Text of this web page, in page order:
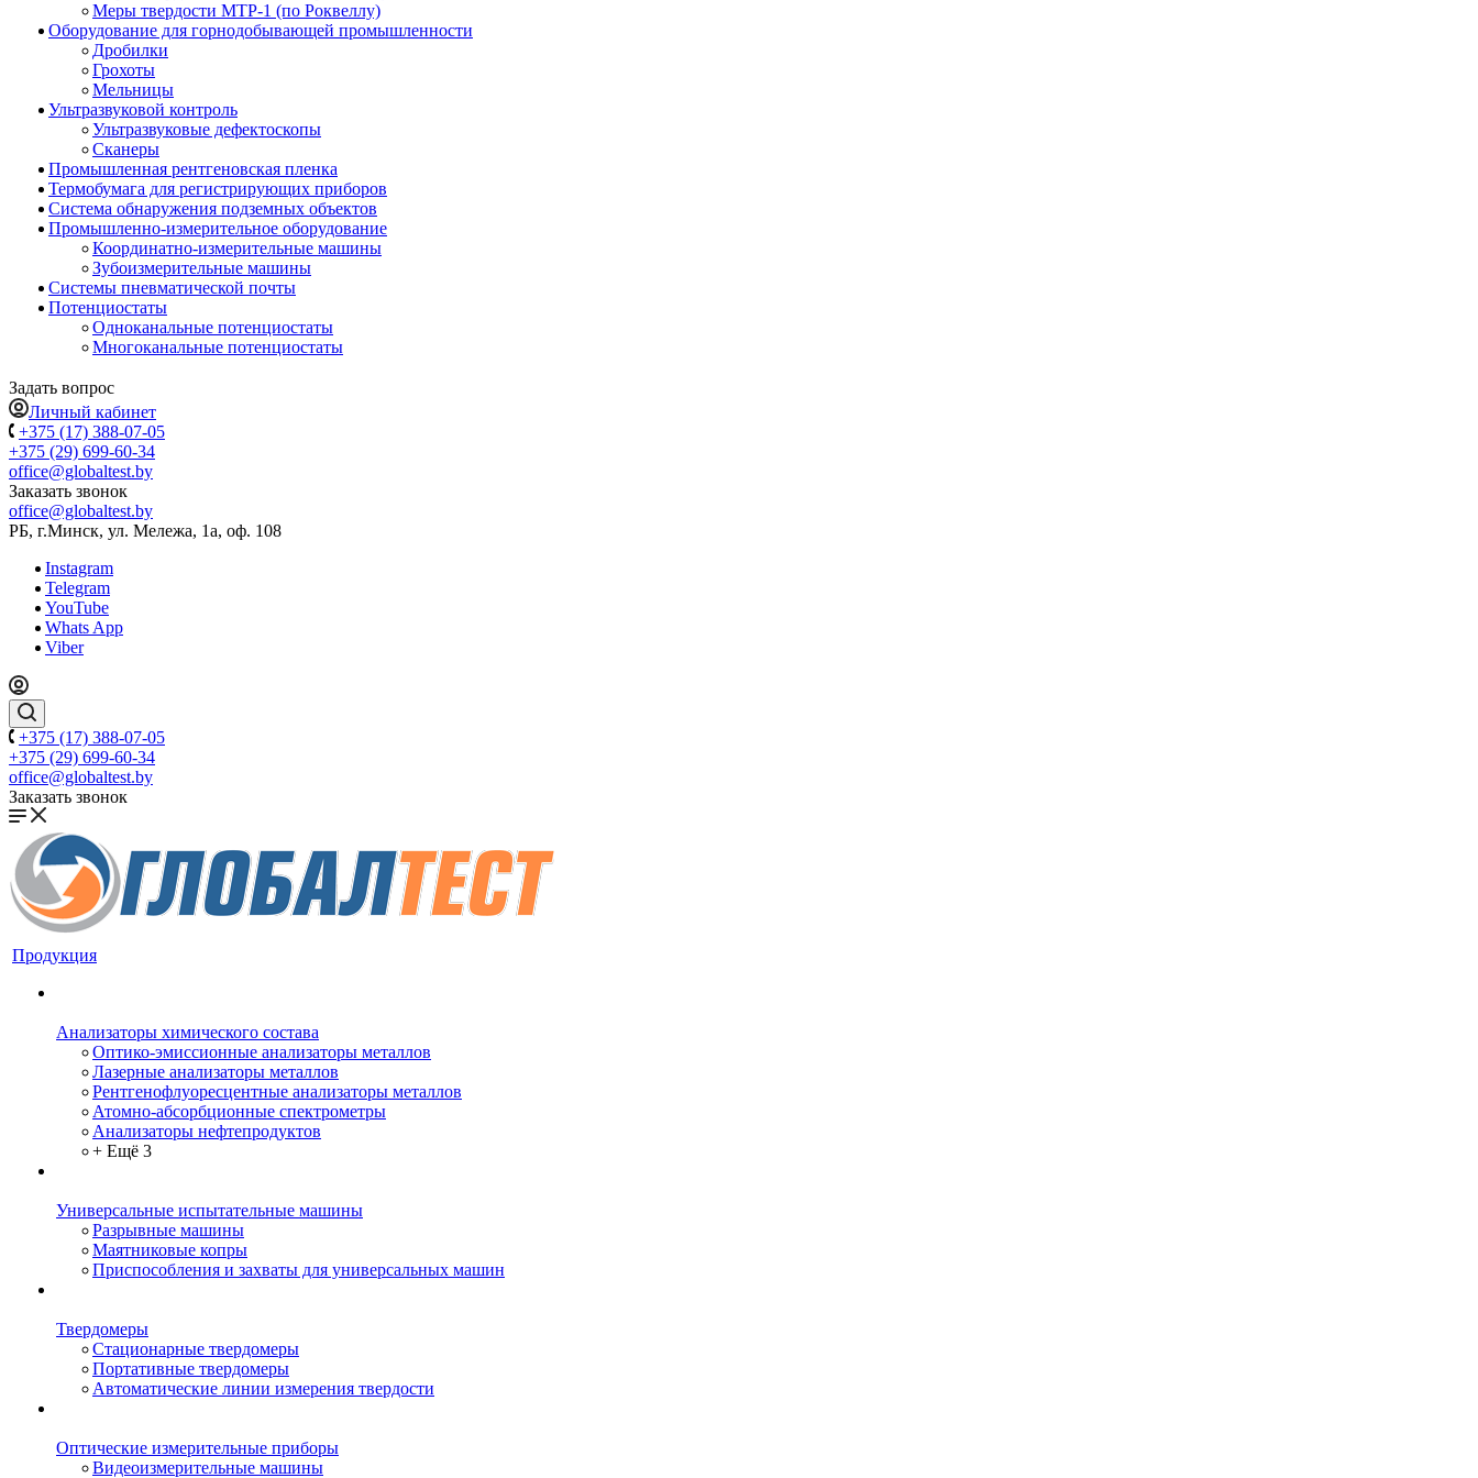
Меры твердости МТР-1 (по Роквеллу)
Оборудование для горнодобывающей промышленности
Дробилки
Грохоты
Мельницы
Ультразвуковой контроль
Ультразвуковые дефектоскопы
Сканеры
Промышленная рентгеновская пленка
Термобумага для регистрирующих приборов
Система обнаружения подземных объектов
Промышленно-измерительное оборудование
Координатно-измерительные машины
Зубоизмерительные машины
Системы пневматической почты
Потенциостаты
Одноканальные потенциостаты
Многоканальные потенциостаты
Задать вопрос
Личный кабинет
+375 (17) 388-07-05
+375 (29) 699-60-34
office@globaltest.by
Заказать звонок
office@globaltest.by
РБ, г.Минск, ул. Мележа, 1а, оф. 108
Instagram
Telegram
YouTube
Whats App
Viber
+375 (17) 388-07-05
+375 (29) 699-60-34
office@globaltest.by
Заказать звонок
Продукция
Анализаторы химического состава
Оптико-эмиссионные анализаторы металлов
Лазерные анализаторы металлов
Рентгенофлуоресцентные анализаторы металлов
Атомно-абсорбционные спектрометры
Анализаторы нефтепродуктов
+ Ещё 3
Универсальные испытательные машины
Разрывные машины
Маятниковые копры
Приспособления и захваты для универсальных машин
Твердомеры
Стационарные твердомеры
Портативные твердомеры
Автоматические линии измерения твердости
Оптические измерительные приборы
Видеоизмерительные машины